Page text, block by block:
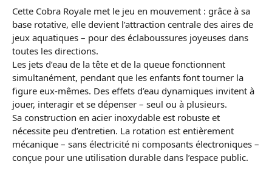
Cette Cobra Royale met le jeu en mouvement : grâce à sa
base rotative, elle devient l’attraction centrale des aires de
jeux aquatiques – pour des éclaboussures joyeuses dans
toutes les directions.
Les jets d’eau de la tête et de la queue fonctionnent
simultanément, pendant que les enfants font tourner la
figure eux-mêmes. Des effets d’eau dynamiques invitent à
jouer, interagir et se dépenser – seul ou à plusieurs.
Sa construction en acier inoxydable est robuste et
nécessite peu d’entretien. La rotation est entièrement
mécanique – sans électricité ni composants électroniques –
conçue pour une utilisation durable dans l’espace public.